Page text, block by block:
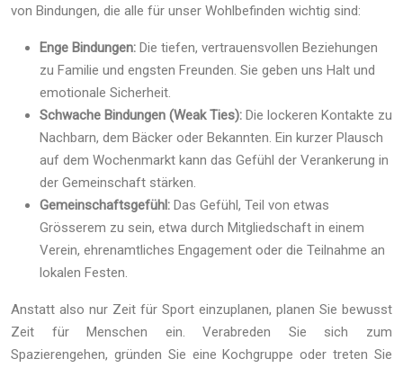
von Bindungen, die alle für unser Wohlbefinden wichtig sind:
Enge Bindungen: Die tiefen, vertrauensvollen Beziehungen
zu Familie und engsten Freunden. Sie geben uns Halt und
emotionale Sicherheit.
Schwache Bindungen (Weak Ties): Die lockeren Kontakte zu
Nachbarn, dem Bäcker oder Bekannten. Ein kurzer Plausch
auf dem Wochenmarkt kann das Gefühl der Verankerung in
der Gemeinschaft stärken.
Gemeinschaftsgefühl: Das Gefühl, Teil von etwas
Grösserem zu sein, etwa durch Mitgliedschaft in einem
Verein, ehrenamtliches Engagement oder die Teilnahme an
lokalen Festen.
Anstatt also nur Zeit für Sport einzuplanen, planen Sie bewusst
Zeit für Menschen ein. Verabreden Sie sich zum
Spazierengehen, gründen Sie eine Kochgruppe oder treten Sie